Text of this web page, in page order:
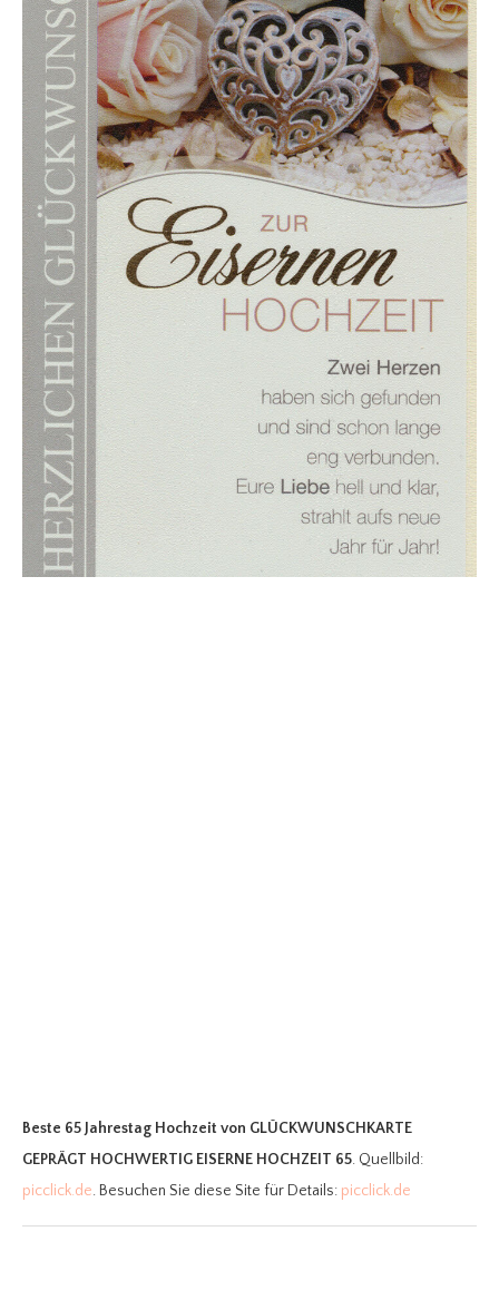
Beste 65 Jahrestag Hochzeit von GLÜCKWUNSCHKARTE
GEPRÄGT HOCHWERTIG EISERNE HOCHZEIT 65. Quellbild:
picclick.de. Besuchen Sie diese Site für Details: picclick.de